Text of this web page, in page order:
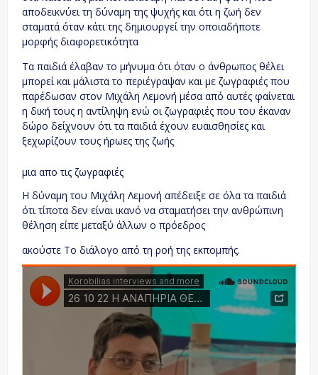
αποδεικνύει τη δύναμη της ψυχής και ότι η ζωή δεν
σταματά όταν κάτι της δημιουργεί την οποιαδήποτε
μορφής διαφορετικότητα
Τα παιδιά έλαβαν το μήνυμα ότι όταν ο άνθρωπος θέλει
μπορεί και μάλιστα το περιέγραψαν και με ζωγραφιές που
παρέδωσαν στον Μιχάλη Λεμονή μέσα από αυτές φαίνεται
η δική τους η αντίληψη ενώ οι ζωγραφιές που του έκαναν
δώρο δείχνουν ότι τα παιδιά έχουν ευαισθησίες και
ξεχωρίζουν τους ήρωες της ζωής
μια απο τις ζωγραφιές
Η δύναμη του Μιχάλη Λεμονή απέδειξε σε όλα τα παιδιά
ότι τίποτα δεν είναι ικανό να σταματήσει την ανθρώπινη
θέληση είπε μεταξύ άλλων ο πρόεδρος
ακούστε Το διάλογο από τη ροή της εκπομπής.